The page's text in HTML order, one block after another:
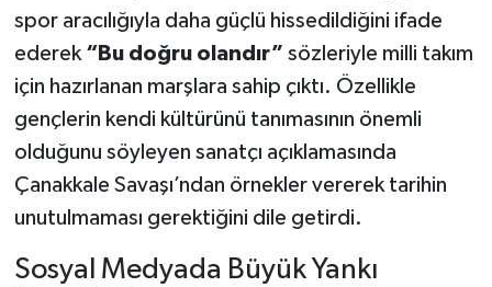
spor aracılığıyla daha güçlü hissedildiğini ifade
ederek“Bu doğru olandır” sözleriyle milli takım
için hazırlanan marşlara sahip çıktı. Özellikle
gençlerin kendi kültürünü tanımasının önemli
olduğunu söyleyen sanatçı açıklamasında
Çanakkale Savaşı’ndan örnekler vererek tarihin
unutulmaması gerektiğini dile getirdi.
Sosyal Medyada Büyük Yankı